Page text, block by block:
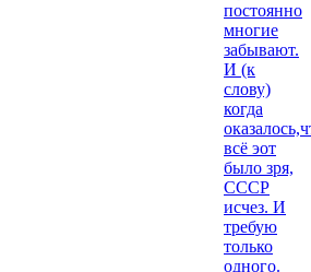
постоянно
многие
забывают.
И (к
слову)
когда
всё эот
было зря,
СССР
исчез. И
требую
только
одного.